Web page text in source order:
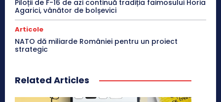
Piloții de F-16 de azi continuă tradiția faimosului Horia
Agarici, vânător de bolșevici
Articole
NATO dă miliarde României pentru un proiect
strategic
Related Articles